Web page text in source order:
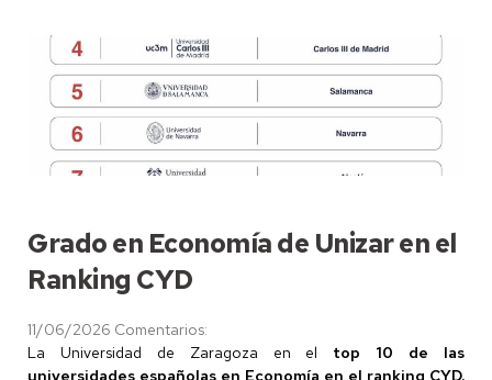
Grado en Economía de Unizar en el
Ranking CYD
11/06/2026 Comentarios:
La Universidad de Zaragoza en el top 10 de las
universidades españolas en Economía en el ranking CYD.